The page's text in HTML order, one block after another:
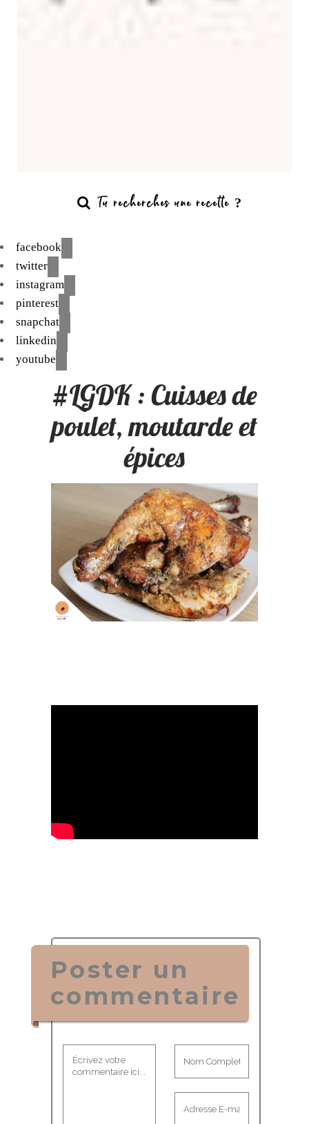
facebook
twitter
instagram
pinterest
snapchat
linkedin
youtube
#LGDK : Cuisses de
poulet, moutarde et
épices
Poster un
commentaire